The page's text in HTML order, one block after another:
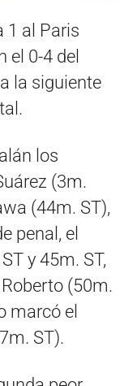
1 al Paris
el 0-4 del
la siguiente
los
(3m.
(44m. ST),
penal, el
y 45m. ST,
(50m.
marcó el
ST).